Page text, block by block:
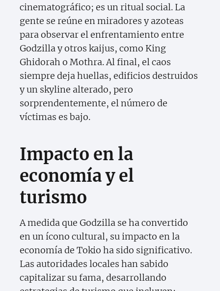
cinematográfico; es un ritual social. La
gente se reúne en miradores y azoteas
para observar el enfrentamiento entre
Godzilla y otros kaijus, como King
Ghidorah o Mothra. Al final, el caos
siempre deja huellas, edificios destruidos
y un skyline alterado, pero
sorprendentemente, el número de
víctimas es bajo.
Impacto en la
economía y el
turismo
A medida que Godzilla se ha convertido
en un ícono cultural, su impacto en la
economía de Tokio ha sido significativo.
Las autoridades locales han sabido
capitalizar su fama, desarrollando